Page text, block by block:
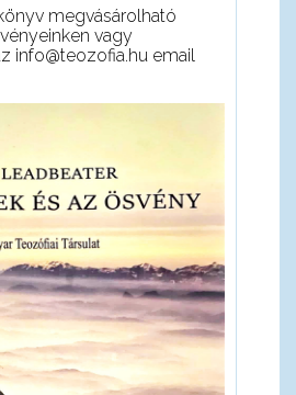
megvásárolható
vagy
info@teozofia.hu email